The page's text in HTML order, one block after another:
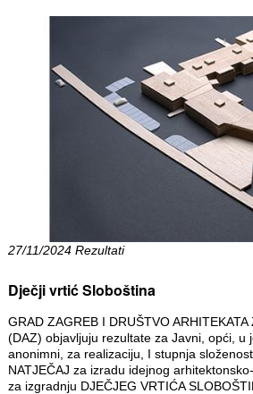
27/11/2024 Rezultati
Dječji vrtić Sloboština
GRAD ZAGREB I DRUŠTVO ARHITEKATA
(DAZ) objavljuju rezultate za Javni, opći, u
anonimni, za realizaciju, I stupnja
NATJEČAJ za izradu idejnog
za izgradnju DJEČJEG VRTIĆA